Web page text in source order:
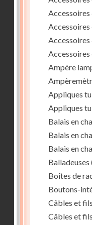
Accessoires
Accessoires
Accessoires
Accessoires
Ampère
Appliques
Appliques
Balais en
Balais en
Balais en
Balladeuses
Boîtes de
Boutons-
Câbles et fils
Câbles et